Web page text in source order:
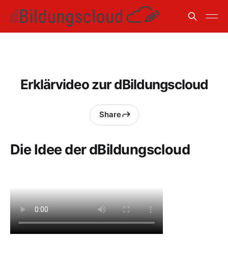
Erklärvideo zur dBildungscloud
Share
Die Idee der dBildungscloud